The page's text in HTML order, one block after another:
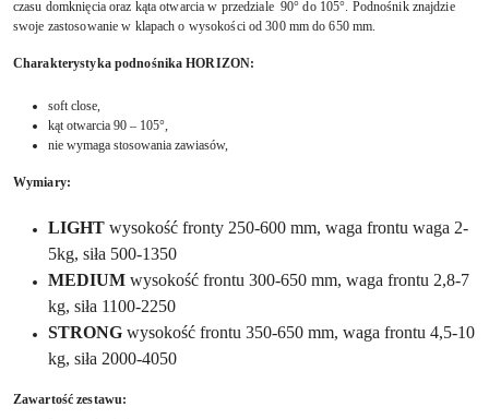
czasu domknięcia oraz kąta otwarcia w przedziale 90° do 105°. Podnośnik znajdzie
swoje zastosowanie w klapach o wysokości od 300 mm do 650 mm.
Charakterystyka podnośnika HORIZON:
soft close,
kąt otwarcia 90 – 105°,
nie wymaga stosowania zawiasów,
Wymiary:
LIGHT wysokość fronty 250-600 mm, waga frontu waga 2-
5kg, siła 500-1350
MEDIUM wysokość frontu 300-650 mm, waga frontu 2,8-7
kg, siła 1100-2250
STRONG wysokość frontu 350-650 mm, waga frontu 4,5-10
kg, siła 2000-4050
Zawartość zestawu: